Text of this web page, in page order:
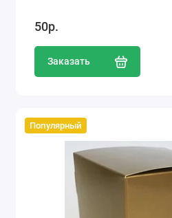
50р.
Заказать
Популярный